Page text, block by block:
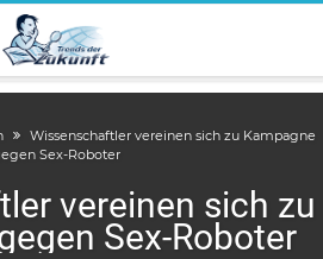
Wissenschaftler vereinen sich zu Kampagne
Sex-Roboter
vereinen sich zu
Sex-Roboter